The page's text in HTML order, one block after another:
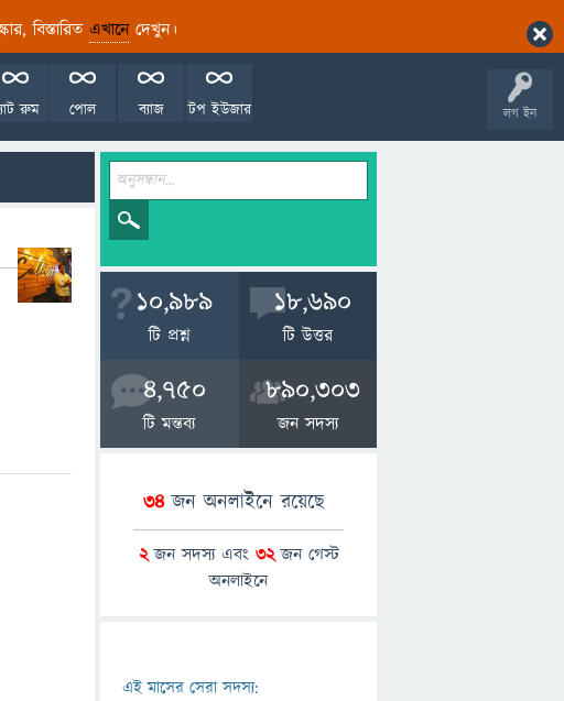
বিস্তারিত এখানেদেখুন।
লগ ইন
টপ ইউজার
ব্যাজ
পোল
রুম
10,989
টি প্রশ্ন
18,690
টি উত্তর
4,750
টি মন্তব্য
890,303
জন সদস্য
34জন অনলাইনে রয়েছে
2জন সদস্য এবং 32জন গেস্ট
অনলাইনে
এই মাসের সেরা সদস্য: